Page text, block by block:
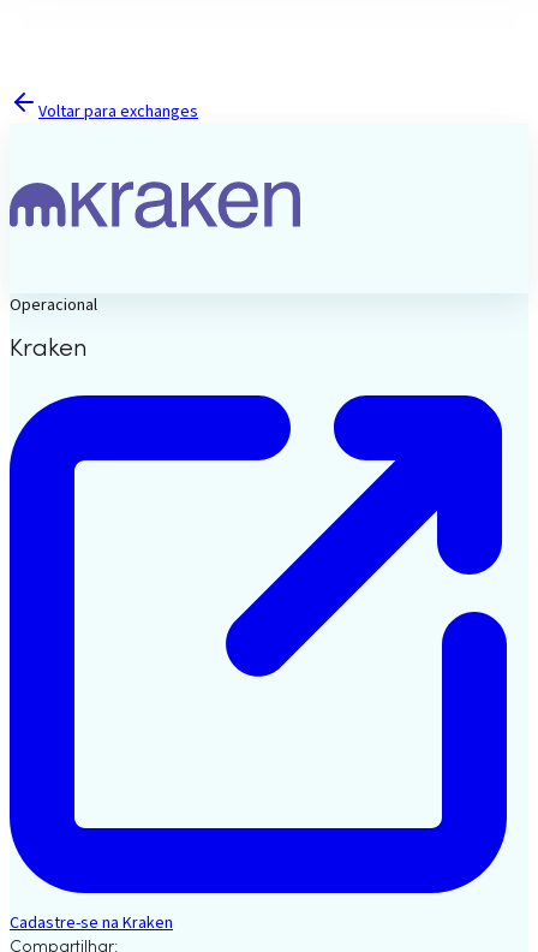
Voltar para exchanges
Operacional
Kraken
Cadastre-se na Kraken
Compartilhar: